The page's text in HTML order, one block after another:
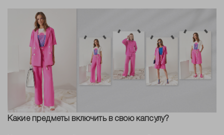
Какие предметы включить в свою капсулу?